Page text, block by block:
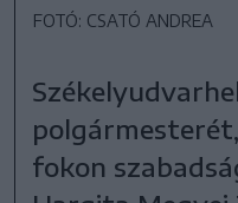
FOTÓ: CSATÓ ANDREA
fokon